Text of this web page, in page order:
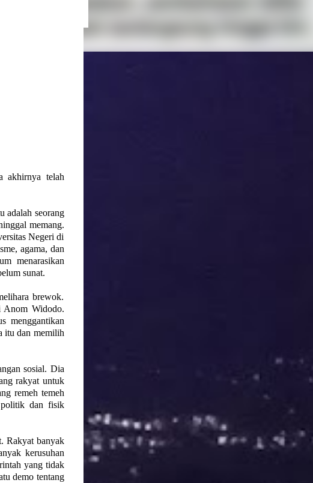
untuk
akhirnya telah
adalah seorang
memang.
Negeri di
agama, dan
menarasikan
sunat.
brewok.
Anom Widodo.
menggantikan
itu dan memilih
sosial. Dia
rakyat untuk
remeh temeh
politik dan fisik
Rakyat banyak
kerusuhan
yang tidak
demo tentang